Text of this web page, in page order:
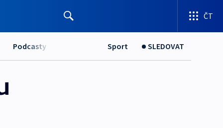
ČT
Podcasty Sport SLEDOVAT